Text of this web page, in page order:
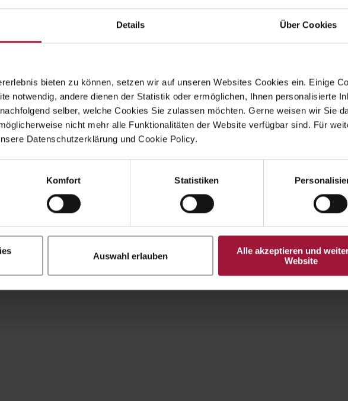
Details Über Cookies
bieten zu können, setzen wir auf unseren Websites Cookies ein. Einige
notwendig, andere dienen der Statistik oder ermöglichen, Ihnen personalisierte
selber, welche Cookies Sie zulassen möchten. Gerne weisen wir Sie
nicht mehr alle Funktionalitäten der Website verfügbar sind. Für
Datenschutzerklärung und Cookie Policy.
Komfort Statistiken
Auswahl erlauben
Alle akzeptieren und
Website